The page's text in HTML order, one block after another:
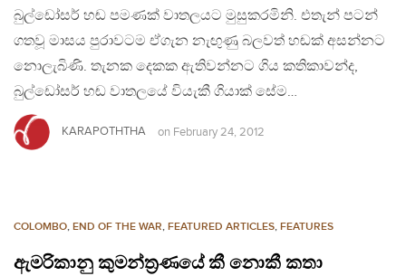
බුල්ඩෝසර් හඬ පමණක් වාතලයට මුසුකරමිනි. එතැන් පටන්
ගතවූ මාසය පුරාවටම ඒගැන නැඟුණු බලවත් හඬක් අසන්නට
නොලැබිණි. තැනක දෙකක ඇතිවන්නට ගිය කතිකාවන්ද,
බුල්ඩෝසර් හඬ වාතලයේ වියැකී ගියාක් සේම…
KARAPOTHTHA on February 24, 2012
COLOMBO, END OF THE WAR, FEATURED ARTICLES, FEATURES
ඇමරිකානු කුමන්ත්‍රණයේ කී නොකී කතා